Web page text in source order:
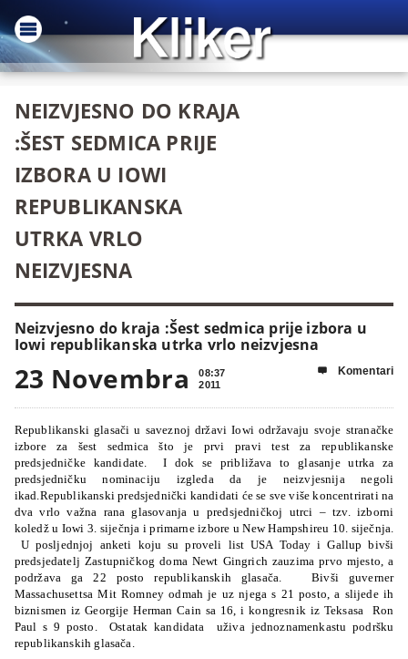
NEIZVJESNO DO KRAJA
:ŠEST SEDMICA PRIJE
IZBORA U IOWI
REPUBLIKANSKA
UTRKA VRLO
NEIZVJESNA
Neizvjesno do kraja :Šest sedmica prije izbora u
Iowi republikanska utrka vrlo neizvjesna
23 Novembra
08:37
2011
 Komentari
Republikanski glasači u saveznoj državi Iowi održavaju svoje stranačke
izbore za šest sedmica što je prvi pravi test za republikanske
predsjedničke kandidate. I dok se približava to glasanje utrka za
predsjedničku nominaciju izgleda da je neizvjesnija negoli
ikad.Republikanski predsjednički kandidati će se sve više koncentrirati na
dva vrlo važna rana glasovanja u predsjedničkoj utrci – tzv. izborni
koledž u Iowi 3. siječnja i primarne izbore u New Hampshireu 10. siječnja.
U posljednjoj anketi koju su proveli list USA Today i Gallup bivši
predsjedatelj Zastupničkog doma Newt Gingrich zauzima prvo mjesto, a
podržava ga 22 posto republikanskih glasača. Bivši guverner
Massachusettsa Mit Romney odmah je uz njega s 21 posto, a slijede ih
biznismen iz Georgije Herman Cain sa 16, i kongresnik iz Teksasa Ron
Paul s 9 posto. Ostatak kandidata uživa jednoznamenkastu podršku
republikanskih glasača.